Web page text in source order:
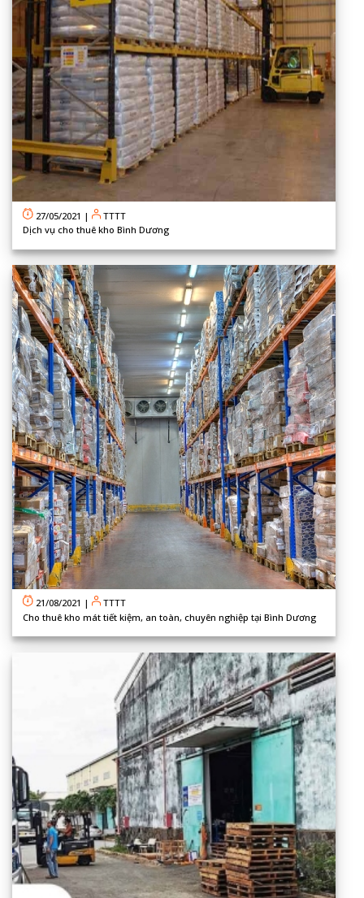
27/05/2021 |
TTTT
Dịch vụ cho thuê kho Bình Dương
21/08/2021 |
TTTT
Cho thuê kho mát tiết kiệm, an toàn, chuyên nghiệp tại Bình Dương